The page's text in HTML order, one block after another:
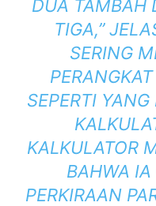
DUA TAMBAH
TIGA,”
SERING
SEPERTI
KALKULATOR
BAHWA
PERKIRAAN